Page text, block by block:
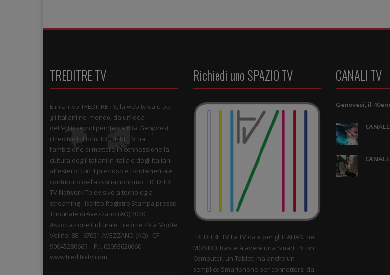
TREDITRE TV
È in arrivo TREDITRE TV, la web tv da e per
gli Italiani nel mondo, da un’idea
dell’editrice indipendente Rita Genovesi
(Treditre Editori). TREDITRE TV ha
l’ambizione di mettere in connessione la
cultura degli Italiani in Italia e degli Italiani
all’estero, con il prezioso e fondamentale
contributo dell’associazionismo. TREDITRE
TV Network Televisivo a tecnologia
streaming - Iscritto Registro Stampa presso
Tribunale di Avezzano (AQ) 2020
Associazione Culturale Treditre - Via Monte
Velino, 88 - 67051 AVEZZANO (AQ) - CF.
90045280667 – P.I. 02093620660
www.treditretv.com
Richiedi uno SPAZIO TV
TREDITRE TV La TV da e per gli ITALIANI nel
MONDO. Basterà avere una Smart TV, un
Computer, un Tablet, ma anche un
semplice Smartphone per connettersi da
CANALI TV